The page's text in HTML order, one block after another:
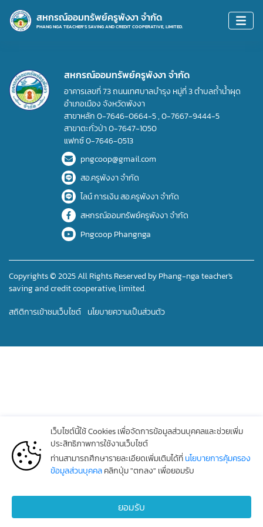
สหกรณ์ออมทรัพย์ครูพังงา จำกัด
PHANG NGA TEACHER'S SAVING AND CREDIT COOPERATIVE, LIMITED.
สหกรณ์ออมทรัพย์ครูพังงา จำกัด
อาคารเลขที่ 73 ถนนเทศบาลบำรุง หมู่ที่ 3 ตำบลถ้ำน้ำผุด
อำเภอเมือง จังหวัดพังงา
สาขาหลัก0-7646-0664-5,0-7667-9444-5
สาขาตะกั่วป่า0-7647-1050
แฟกซ์0-7646-0513
pngcoop@gmail.com
สอ.ครูพังงา จำกัด
ไลน์ การเงิน สอ.ครูพังงา จำกัด
สหกรณ์ออมทรัพย์ครูพังงา จำกัด
Pngcoop Phangnga
Copyrights © 2025 All Rights Reserved by Phang-nga teacher's
saving and credit cooperative, limited.
สถิติการเข้าชมเว็บไซต์ นโยบายความเป็นส่วนตัว
เว็บไซต์นี้ใช้ Cookies เพื่อจัดการข้อมูลส่วนบุคคลและช่วยเพิ่ม
ประสิทธิภาพการใช้งานเว็บไซต์
ท่านสามารถศึกษารายละเอียดเพิ่มเติมได้ที่นโยบายการคุ้มครอง
ข้อมูลส่วนบุคคลคลิกปุ่ม "ตกลง" เพื่อยอมรับ
ยอมรับ